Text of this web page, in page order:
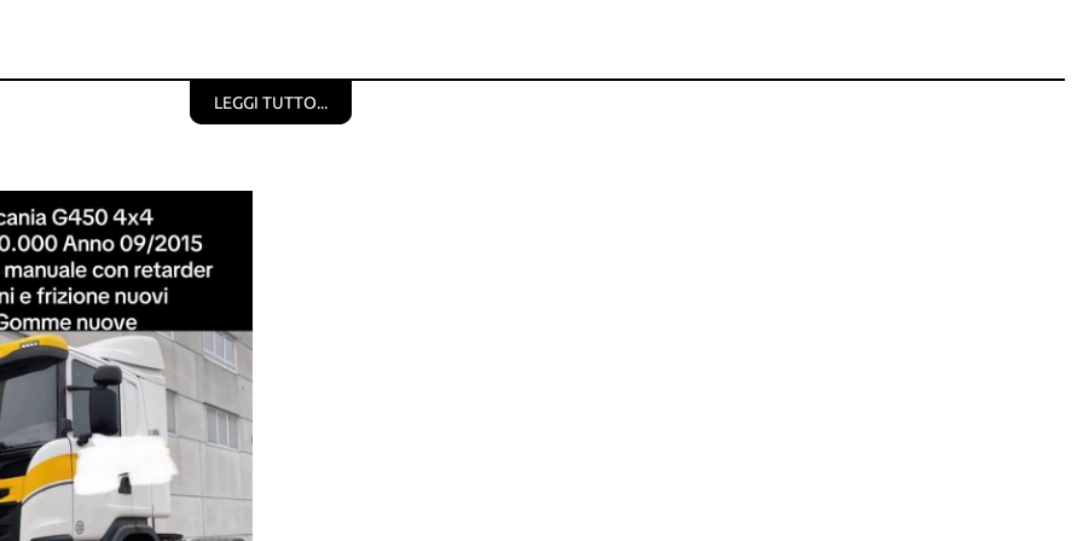
LEGGI TUTTO...